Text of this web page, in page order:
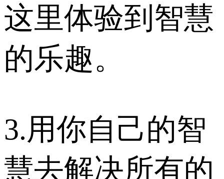
这里体验到智慧
的乐趣。
3.用你自己的智
慧去解决所有的